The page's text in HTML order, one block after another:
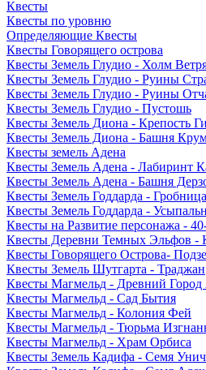
Квесты
Квесты по уровню
Определяющие Квесты
Квесты Говорящего острова
Квесты Земель Глудио - Холм
Квесты Земель Глудио - Руины
Квесты Земель Глудио - Руины
Квесты Земель Глудио - Пустошь
Квесты Земель Диона - Крепость
Квесты Земель Диона - Башня
Квесты земель Адена
Квесты Земель Адена - Лабиринт
Квесты Земель Адена - Башня
Квесты Земель Годдарда -
Квесты Земель Годдарда -
Квесты на Развитие персонажа -
Квесты Деревни Темных Эльфов -
Квесты Говорящего Острова-
Квесты Земель Шутгарта - Траджан
Квесты Магмельд - Древний Город
Квесты Магмельд - Сад Бытия
Квесты Магмельд - Колония Фей
Квесты Магмельд - Тюрьма
Квесты Магмельд - Храм Орбиса
Квесты Земель Кадифа - Семя